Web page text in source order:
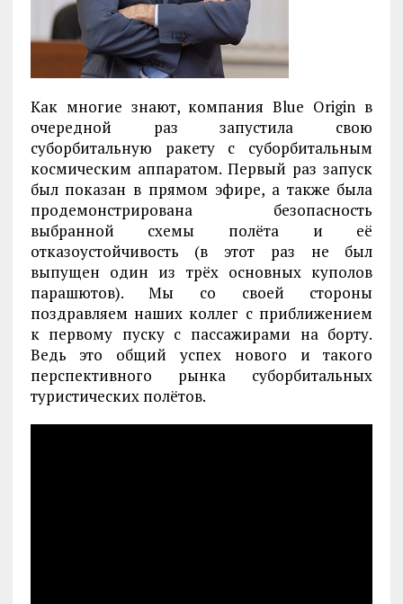
Как многие знают, компания Blue Origin в
очередной раз запустила свою
суборбитальную ракету с суборбитальным
космическим аппаратом. Первый раз запуск
был показан в прямом эфире, а также была
продемонстрирована безопасность
выбранной схемы полёта и её
отказоустойчивость (в этот раз не был
выпущен один из трёх основных куполов
парашютов). Мы со своей стороны
поздравляем наших коллег с приближением
к первому пуску с пассажирами на борту.
Ведь это общий успех нового и такого
перспективного рынка суборбитальных
туристических полётов.